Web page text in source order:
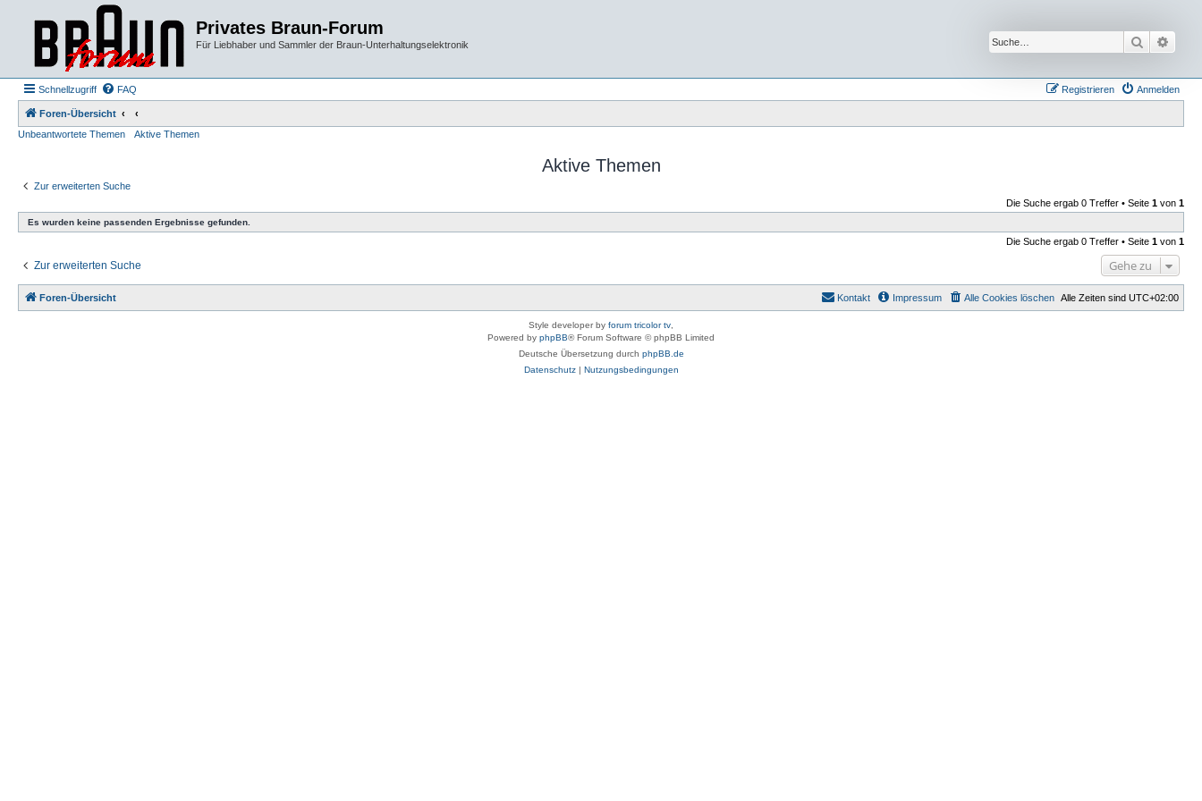
Privates Braun-Forum
Für Liebhaber und Sammler der Braun-Unterhaltungselektronik Suche
Schnellzugriff FAQ Anmelden
Registrieren
Foren-Übersicht
Unbeantwortete Themen
Aktive Themen
Aktive Themen
Zur erweiterten Suche
Die Suche ergab 0 Treffer • Seite 1 von 1
Es wurden keine passenden Ergebnisse gefunden.
Die Suche ergab 0 Treffer • Seite 1 von 1
Zur erweiterten Suche Gehe zu
Foren-Übersicht Alle Zeiten sind UTC+02:00
Alle Cookies löschen
Impressum
Kontakt
Style developer by forum tricolor tv
Powered by phpBB® Forum Software © phpBB Limited
Deutsche Übersetzung durch phpBB.de
Datenschutz| Nutzungsbedingungen